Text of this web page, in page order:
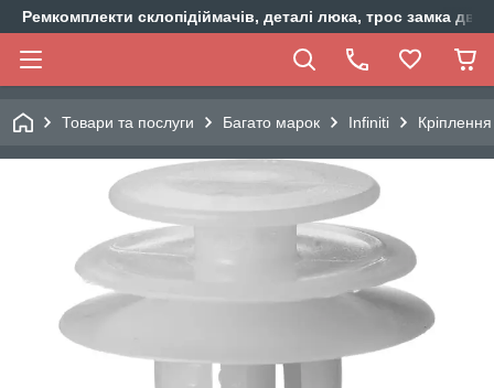
Ремкомплекти склопідіймачів, деталі люка, трос замка
Товари та послуги Багато марок Infiniti